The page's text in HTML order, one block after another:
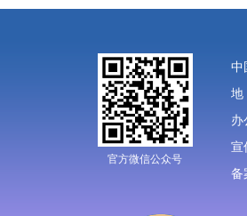
官方微信公众号
中
地
办
宣
备